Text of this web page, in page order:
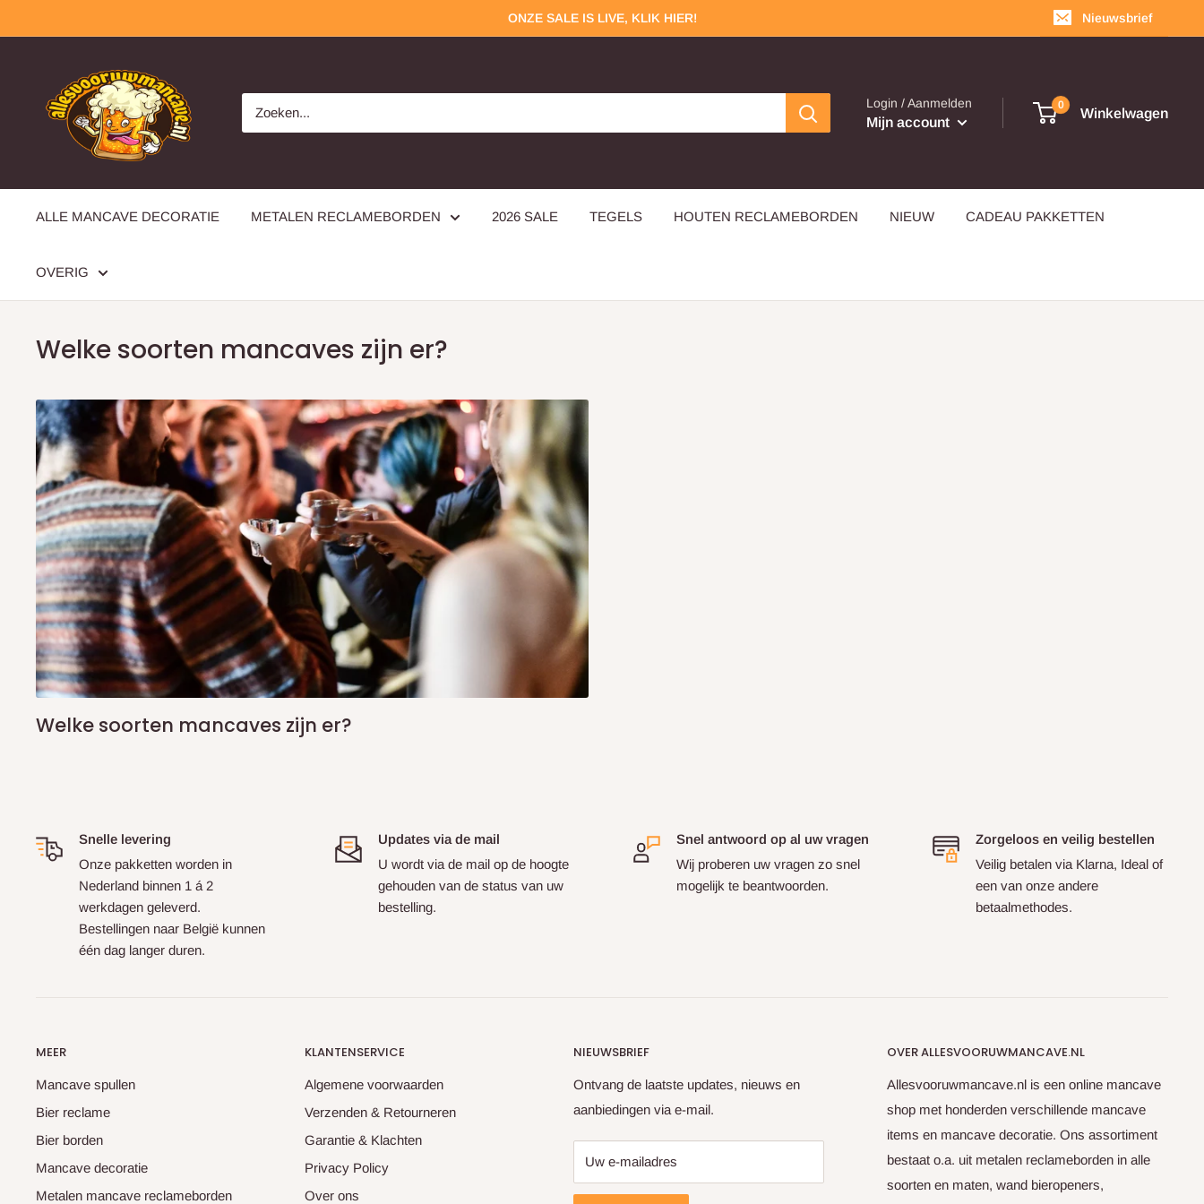
ONZE SALE IS LIVE, KLIK HIER! Nieuwsbrief
Login / Aanmelden
Mijn account
0
Winkelwagen
ALLE MANCAVE DECORATIE METALEN RECLAMEBORDEN 2026 SALE TEGELS HOUTEN RECLAMEBORDEN NIEUW CADEAU PAKKETTEN
OVERIG
Welke soorten mancaves zijn er?
Welke soorten mancaves zijn er?
Snelle levering
Onze pakketten worden in
Nederland binnen 1 á 2
werkdagen geleverd.
Bestellingen naar België kunnen
één dag langer duren.
Updates via de mail
U wordt via de mail op de hoogte
gehouden van de status van uw
bestelling.
Snel antwoord op al uw vragen
Wij proberen uw vragen zo snel
mogelijk te beantwoorden.
Zorgeloos en veilig bestellen
Veilig betalen via Klarna, Ideal of
een van onze andere
betaalmethodes.
MEER
Mancave spullen
Bier reclame
Bier borden
Mancave decoratie
Metalen mancave reclameborden
KLANTENSERVICE
Algemene voorwaarden
Verzenden & Retourneren
Garantie & Klachten
Privacy Policy
Over ons
NIEUWSBRIEF
Ontvang de laatste updates, nieuws en
aanbiedingen via e-mail.
Uw e-mailadres
OVER ALLESVOORUWMANCAVE.NL
Allesvooruwmancave.nl is een online mancave
shop met honderden verschillende mancave
items en mancave decoratie. Ons assortiment
bestaat o.a. uit metalen reclameborden in alle
soorten en maten, wand bieropeners,